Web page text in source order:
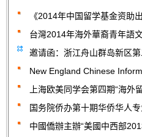
《2014年中国留学基金资助
台灣2014年海外華裔青年語
邀请函：浙江舟山群岛新区
New England Chinese
上海欧美同学会第四期“海
国务院侨办第十期华侨华人
中國僑辦主辦“美國中西部